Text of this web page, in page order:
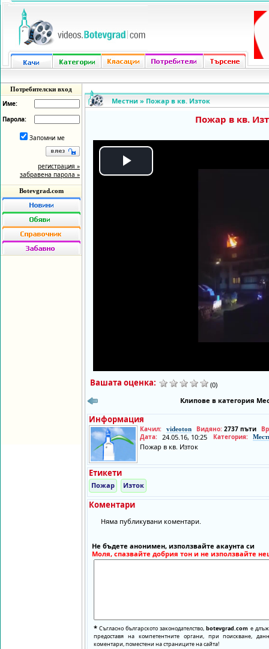
Потребителски вход
Име:
Парола:
Запомни ме
регистрация »
забравена парола »
Botevgrad.com
Местни » Пожар в кв. Изток
Пожар в кв.
Play
Вашата оценка:
(0)
Клипове в категория
Информация
Качил: videoton Видяно: 2737 пъти
Дата: 24.05.16, 10:25 Категория:
Пожар в кв. Изток
Етикети
Пожар Изток
Коментари
Няма публикувани коментари.
Не бъдете анонимен, използвайте акаунта си
Моля, спазвайте добрия тон и не използвайте
* Съгласно българското законодателство,botevgrad.com е
предоставя на компетентните органи, при поискване,
коментари, поместени на страниците на сайта!